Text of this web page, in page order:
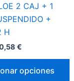
2 CAJ + 1
+
H
€
opciones